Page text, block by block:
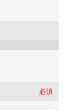
必須